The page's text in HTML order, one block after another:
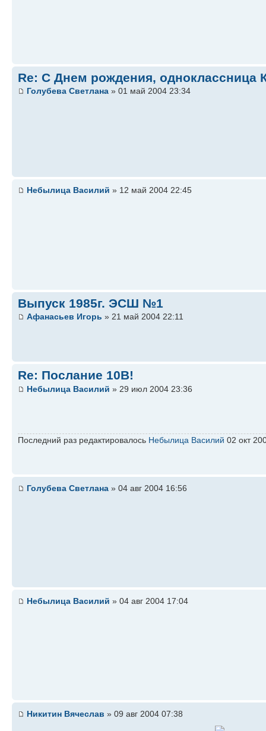
Re: С Днем рождения, одноклассница
Голубева Светлана » 01 май 2004 23:34
Небылица Василий » 12 май 2004 22:45
Выпуск 1985г. ЭСШ №1
Афанасьев Игорь » 21 май 2004 22:11
Re: Послание 10В!
Небылица Василий » 29 июл 2004 23:36
Последний раз редактировалось Небылица Василий 02 окт
Голубева Светлана » 04 авг 2004 16:56
Небылица Василий » 04 авг 2004 17:04
Никитин Вячеслав » 09 авг 2004 07:38